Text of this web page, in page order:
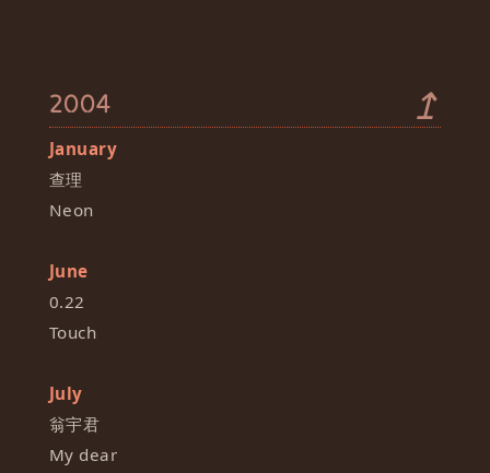
2004 ↥
January
查理
Neon
June
0.22
Touch
July
翁宇君
My dear